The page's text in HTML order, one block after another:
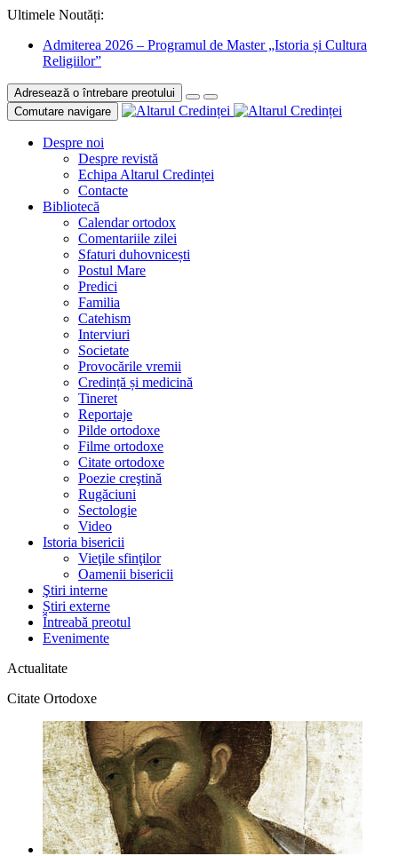
Ultimele Noutăți:
Admiterea 2026 – Programul de Master „Istoria și Cultura
Religiilor”
Adresează o întrebare preotului
Comutare navigare
Despre noi
Despre revistă
Echipa Altarul Credinței
Contacte
Bibliotecă
Calendar ortodox
Comentariile zilei
Sfaturi duhovnicești
Postul Mare
Predici
Familia
Catehism
Interviuri
Societate
Provocările vremii
Credință și medicină
Tineret
Reportaje
Pilde ortodoxe
Filme ortodoxe
Citate ortodoxe
Poezie creştină
Rugăciuni
Sectologie
Video
Istoria bisericii
Vieţile sfinţilor
Oamenii bisericii
Ştiri interne
Știri externe
Întreabă preotul
Evenimente
Actualitate
Citate Ortodoxe